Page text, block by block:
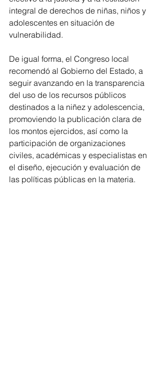
integral de derechos de niñas, niños y
adolescentes en situación de
vulnerabilidad.
De igual forma, el Congreso local
recomendó al Gobierno del Estado, a
seguir avanzando en la transparencia
del uso de los recursos públicos
destinados a la niñez y adolescencia,
promoviendo la publicación clara de
los montos ejercidos, así como la
participación de organizaciones
civiles, académicas y especialistas en
el diseño, ejecución y evaluación de
las políticas públicas en la materia.